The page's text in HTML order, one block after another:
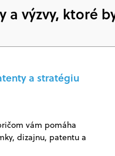
a výzvy, ktoré
a stratégiu
vám pomáha
dizajnu, patentu a